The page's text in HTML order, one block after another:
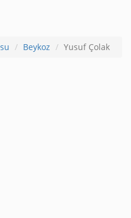
Beykoz Yusuf Çolak